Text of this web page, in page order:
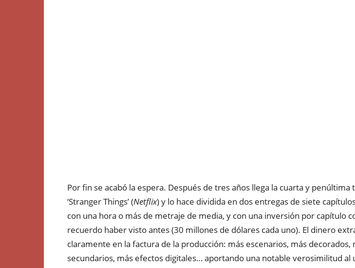
Por fin se acabó la espera. Después de tres años llega la cuarta y penúltima
‘Stranger Things’ (Netflix) y lo hace dividida en dos entregas de siete
con una hora o más de metraje de media, y con una inversión por capítulo
recuerdo haber visto antes (30 millones de dólares cada uno). El dinero
claramente en la factura de la producción: más escenarios, más decorados,
secundarios, más efectos digitales… aportando una notable verosimilitud al